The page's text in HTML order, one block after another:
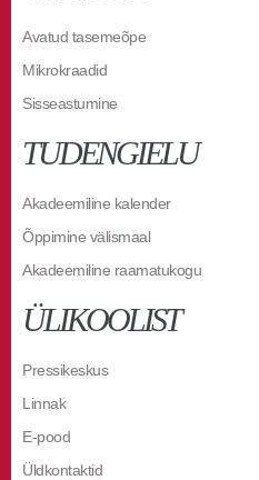
Avatud tasemeõpe
Mikrokraadid
Sisseastumine
TUDENGIELU
Akadeemiline kalender
Õppimine välismaal
Akadeemiline raamatukogu
ÜLIKOOLIST
Pressikeskus
Linnak
E-pood
Üldkontaktid